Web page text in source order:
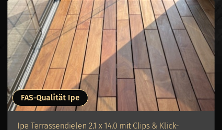
FAS-Qualität Ipe
Ipe Terrassendielen 2.1 x 14.0 mit Clips & Klick-